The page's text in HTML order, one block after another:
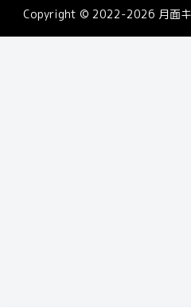
Copyright © 2022-2026 月面キ